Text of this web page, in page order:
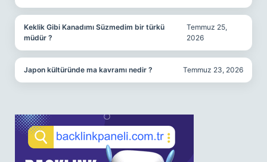
Keklik Gibi Kanadımı Süzmedim bir türkü
müdür ?
Temmuz 25,
2026
Japon kültüründe ma kavramı nedir ? Temmuz 23, 2026